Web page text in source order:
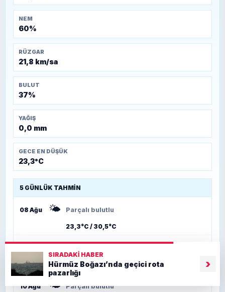
NEM
60%
RÜZGAR
21,8 km/sa
BULUT
37%
YAĞIŞ
0,0 mm
GECE EN DÜŞÜK
23,3°C
5 GÜNLÜK TAHMIN
08 Ağu 🌤️ Parçalı bulutlu
23,3°C / 30,5°C
🌤️
23,9°C / 27,6°C
10 Ağu 🌤️ Parçalı bulutlu
SIRADAKI HABER
Hürmüz Boğazı’nda geçici rota
pazarlığı
›